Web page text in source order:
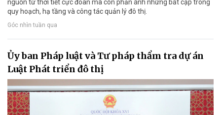
nguồn từ thời tiết cực đoan mà còn phản ánh những bất cập trong
quy hoạch, hạ tầng và công tác quản lý đô thị.
Góc nhìn tuần qua
Ủy ban Pháp luật và Tư pháp thẩm tra dự án
Luật Phát triển đô thị